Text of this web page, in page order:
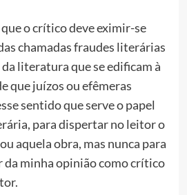
o crítico deve eximir-se
chamadas fraudes literárias
literatura que se edificam à
que juízos ou efêmeras
sentido que serve o papel
para dispertar no leitor o
aquela obra, mas nunca para
minha opinião como crítico